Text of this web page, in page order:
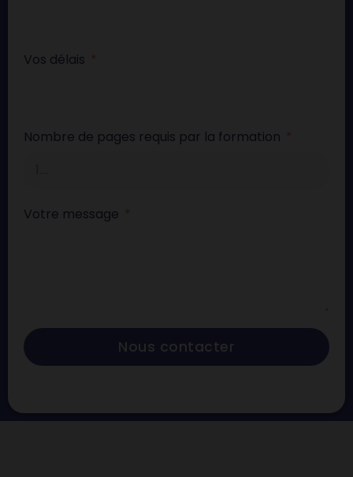
Vos délais
Nombre de pages requis par la formation
Votre message
Nous contacter